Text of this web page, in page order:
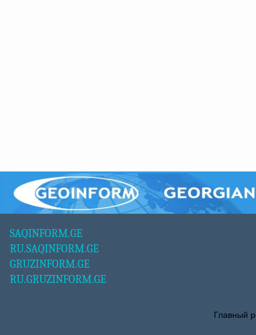
SAQINFORM.GE
RU.SAQINFORM.GE
GRUZINFORM.GE
RU.GRUZINFORM.GE
Главный